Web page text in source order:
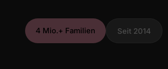
4 Mio.+ Familien Seit 2014